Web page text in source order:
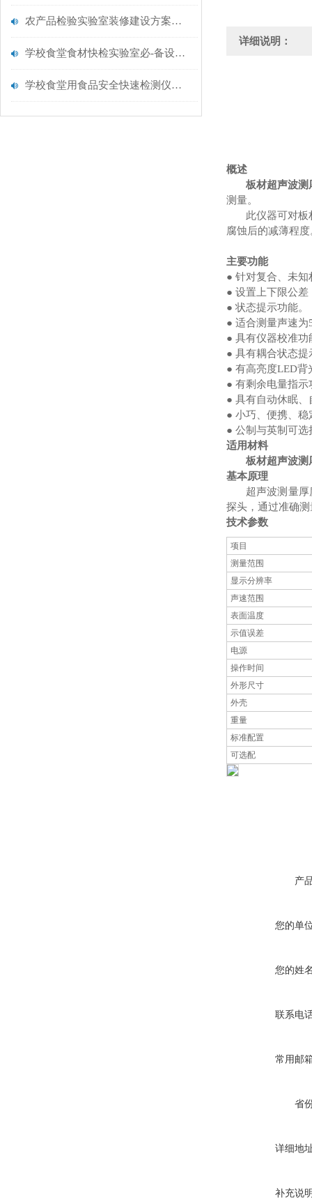
农产品检验实验室装修建设方案仪器配置清单@云唐仪器
学校食堂食材快检实验室必-备设备清单【云唐仪器推荐】
学校食堂用食品安全快速检测仪器【行业推荐】云唐食品安全检测仪
详细说明：
概述
板材超声波测
测量。
此仪器可对
腐蚀后的减薄程
主要功能
● 针对复合、未
● 设置上下限公
● 状态提示功能。
● 适合测量声速为
● 具有仪器校准功
● 具有耦合状态提
● 有高亮度LED背
● 有剩余电量指
● 具有自动休眠
● 小巧、便携、
● 公制与英制可选
适用材料
板材超声波测
基本原理
超声波测量
探头，通过准确
技术参数
项目
测量范围
显示分辨率
声速范围
表面温度
示值误差
电源
操作时间
外形尺寸
外壳
重量
标准配置
可选配
产
您的单
您的姓
联系电
常用邮
省
详细地
补充说